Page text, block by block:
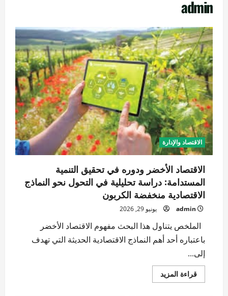
admin
الاقتصاد والإدارة
الاقتصاد الأخضر ودوره في تحقيق التنمية
المستدامة: دراسة تحليلية في التحول نحو النماذج
الاقتصادية منخفضة الكربون
admin يونيو 29, 2026
الملخص يتناول هذا البحث مفهوم الاقتصاد الأخضر
باعتباره أحد أهم النماذج الاقتصادية الحديثة التي تهدف
إلى...
قراءة المزيد
المزيد